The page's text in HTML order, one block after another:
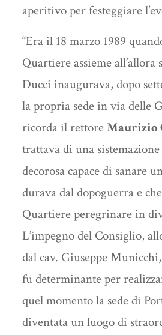
aperitivo per festeggiare
“Era il 18 marzo 1989
Quartiere assieme all’allora
Ducci inaugurava, dopo
la propria sede in via delle
ricorda il rettoreMaurizio
trattava di una
decorosa capace di sanare
durava dal dopoguerra e
Quartiere peregrinare in
L’impegno del Consiglio,
dal cav. Giuseppe
fu determinante per
quel momento la sede di
diventata un luogo di